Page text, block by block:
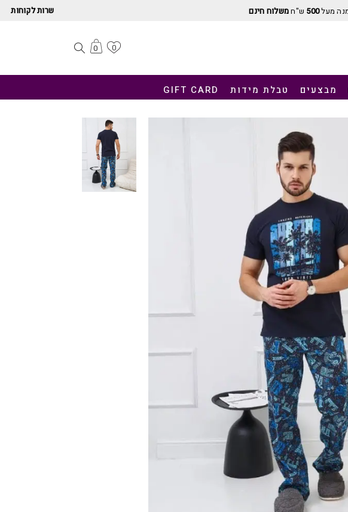
שרות לקוחות 500 ש"חמשלוח חינם
0 0
מבצעים טבלת מידות GIFT CARD